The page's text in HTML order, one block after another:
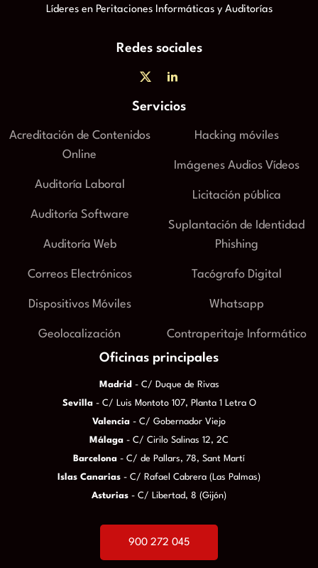
Líderes en Peritaciones Informáticas y Auditorías
Redes sociales
Servicios
Acreditación de Contenidos
Online
Auditoría Laboral
Auditoría Software
Auditoría Web
Correos Electrónicos
Dispositivos Móviles
Geolocalización
Hacking móviles
Imágenes Audios Vídeos
Licitación pública
Suplantación de Identidad
Phishing
Tacógrafo Digital
Whatsapp
Contraperitaje Informático
Oficinas principales
Madrid - C/ Duque de Rivas
Sevilla- C/ Luis Montoto 107, Planta 1 Letra O
Valencia - C/ Gobernador Viejo
Málaga - C/ Cirilo Salinas 12, 2C
Barcelona - C/ de Pallars, 78, Sant Martí
Islas Canarias - C/ Rafael Cabrera (Las Palmas)
Asturias - C/ Libertad, 8 (Gijón)
900 272 045